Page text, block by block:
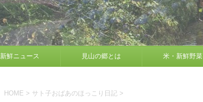
新鮮ニュース 見山の郷とは 米・新鮮野菜
HOME > サト子おばあのほっこり日記 >